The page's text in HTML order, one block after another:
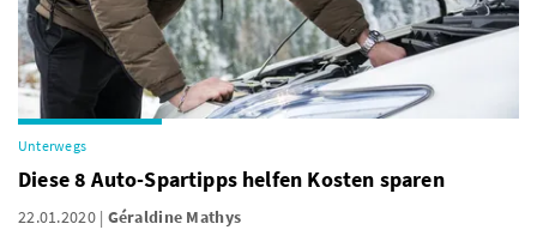
Unterwegs
Diese 8 Auto-Spartipps helfen Kosten sparen
22.01.2020 Géraldine Mathys